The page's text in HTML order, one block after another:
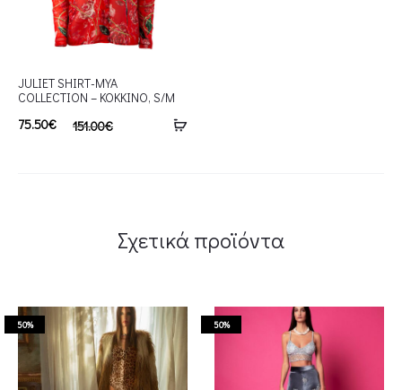
JULIET SHIRT-MYA
COLLECTION – ΚΟΚΚΙΝΟ, S/M
151.00€
75.50€
Σχετικά προϊόντα
50% 50%